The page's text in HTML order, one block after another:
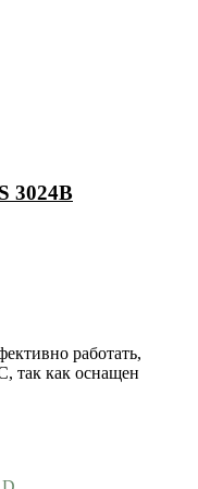
3024B
работать,
так как оснащен